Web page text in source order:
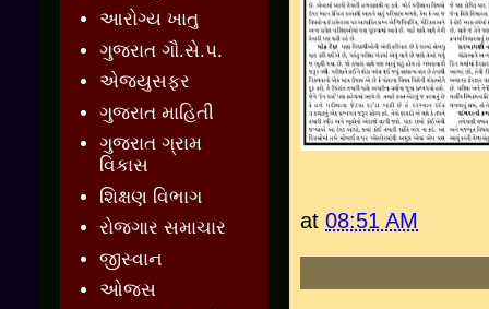
at 08:51 AM
આરોગ્ય ખાતુ
ગુજરાત ગૌ.સે.પ.
એજ્યુસફર
ગુજરાત માહિતી
ગુજરાત ગ્રામ
વિકાસ
શિક્ષણ વિભાગ
રોજગાર સમાચાર
જીસ્વાન
ઓજસ